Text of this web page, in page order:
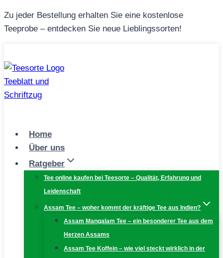
Zum
Inhalt
Zu jeder Bestellung erhalten Sie eine kostenlose
Teeprobe – entdecken Sie neue Lieblingssorten!
Home
Über uns
Ratgeber
Tee online kaufen bei Teesorte – Qualität, Erfahrung und
Leidenschaft
Assam Tee – woher kommt der kräftige Tee aus Indien?
Assam Mangalam Tee – ein besonderer Tee aus dem
Herzen Assams
Assam Tee Koffein – wie viel steckt wirklich in der